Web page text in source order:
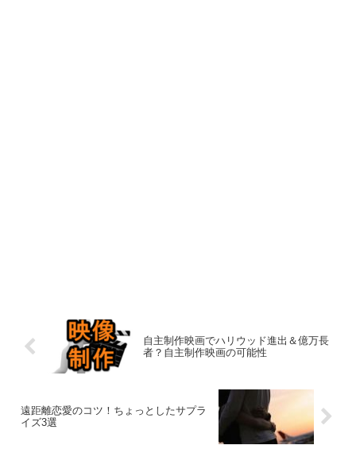
自主制作映画でハリウッド進出＆億万長
者？自主制作映画の可能性
遠距離恋愛のコツ！ちょっとしたサプラ
イズ3選